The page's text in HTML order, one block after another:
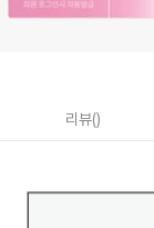
리뷰()